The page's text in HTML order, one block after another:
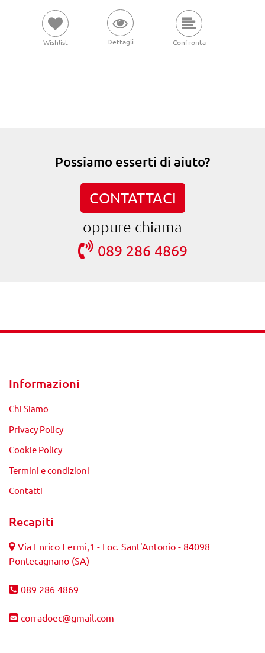
Wishlist Dettagli Confronta
Possiamo esserti di aiuto?
CONTATTACI
oppure chiama
089 286 4869
Informazioni
Chi Siamo
Privacy Policy
Cookie Policy
Termini e condizioni
Contatti
Recapiti
Via Enrico Fermi,1 - Loc. Sant'Antonio - 84098
Pontecagnano (SA)
089 286 4869
corradoec@gmail.com